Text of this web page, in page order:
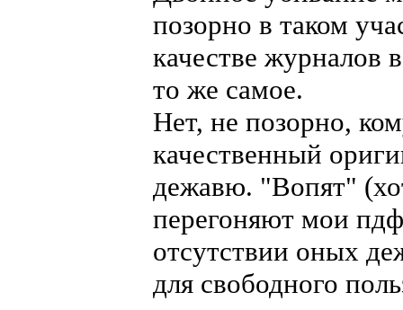
позорно в таком
качестве журналов
то же самое.
Нет, не позорно,
качественный
дежавю. "Вопят"
перегоняют мои
отсутствии оных
для свободного